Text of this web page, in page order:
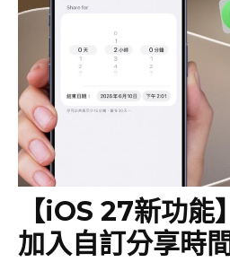
【iOS 27新功
加入自訂分享時